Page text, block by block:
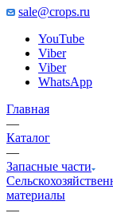
sale@crops.ru
YouTube
Viber
Viber
WhatsApp
Главная
—
Каталог
—
Запасные части
материалы
—